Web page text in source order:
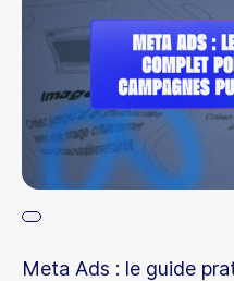
Meta Ads : le guide